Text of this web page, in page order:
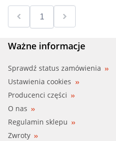
Ważne informacje
Sprawdź status zamówienia
Ustawienia cookies
Producenci części
O nas
Regulamin sklepu
Zwroty